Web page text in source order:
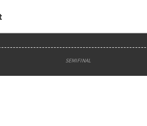
se na "DESCRIÇÃO COMPLEMENTAR"
SEMIFINAL